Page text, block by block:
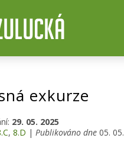
exkurze
29. 05. 2025
, 8.D | Publikováno dne 05.